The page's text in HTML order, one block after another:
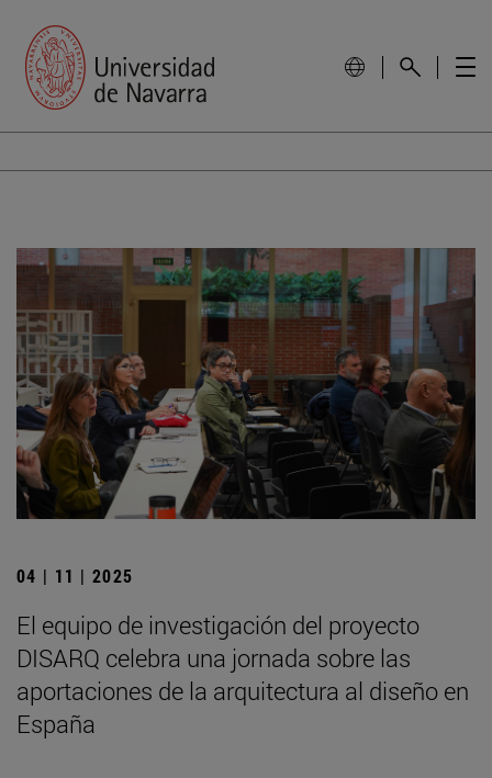
04 | 11 | 2025
El equipo de investigación del proyecto
DISARQ celebra una jornada sobre las
aportaciones de la arquitectura al diseño en
España